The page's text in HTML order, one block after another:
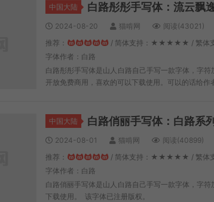
中国大陆 白路彤彤手写体：流云飘
2024-08-20 猫啃网 阅读(43021)
推荐：
/ 简体支持：★★★★★ / 繁体
字体作者：白路
白路彤彤手写体是山人白路自己手写一款字体，字
开放免费商用，喜欢的可以下载使用。可以的话给作
中国大陆 白路俏丽手写体：白路系
2024-08-01 猫啃网 阅读(40899)
推荐：
/ 简体支持：★★★★★ / 繁体
字体作者：白路
白路俏丽手写体是山人白路自己手写一款字体，字
下载使用。 该字体已注册版权。